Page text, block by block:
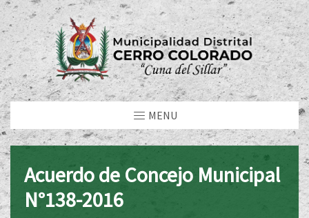
MENU
Acuerdo de Concejo Municipal
N°138-2016